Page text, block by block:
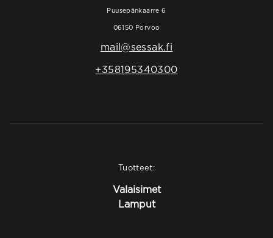
Puusepänkaarre 6
06150 Porvoo
mail@sessak.fi
+358195340300
Tuotteet:
Valaisimet
Lamput